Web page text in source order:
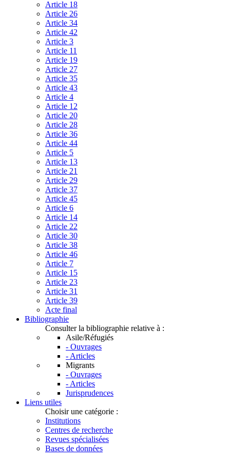
Article 18
Article 26
Article 34
Article 42
Article 3
Article 11
Article 19
Article 27
Article 35
Article 43
Article 4
Article 12
Article 20
Article 28
Article 36
Article 44
Article 5
Article 13
Article 21
Article 29
Article 37
Article 45
Article 6
Article 14
Article 22
Article 30
Article 38
Article 46
Article 7
Article 15
Article 23
Article 31
Article 39
Acte final
Bibliographie
Consulter la bibliographie relative à :
Asile/Réfugiés
- Ouvrages
- Articles
Migrants
- Ouvrages
- Articles
Jurisprudences
Liens utiles
Choisir une catégorie :
Institutions
Centres de recherche
Revues spécialisées
Bases de données